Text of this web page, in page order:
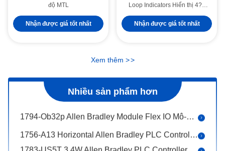
độ MTL
Nhận được giá tốt nhất
Loop Indicators Hiển thị 4??
20mA Loop
Nhận được giá tốt nhất
Xem thêm >>
Nhiều sản phẩm hơn
Pepperl Fuchs Switch Amplifier KFD2-SR2-Ex2.W Chế độ hoạt động đảo ngược
MTL4041B Cung cấp điện cho thiết bị lặp lại MTL
1756 EN2TR 1.2Amps Allen Bradley PLC Controllers Ethernet Communication Module